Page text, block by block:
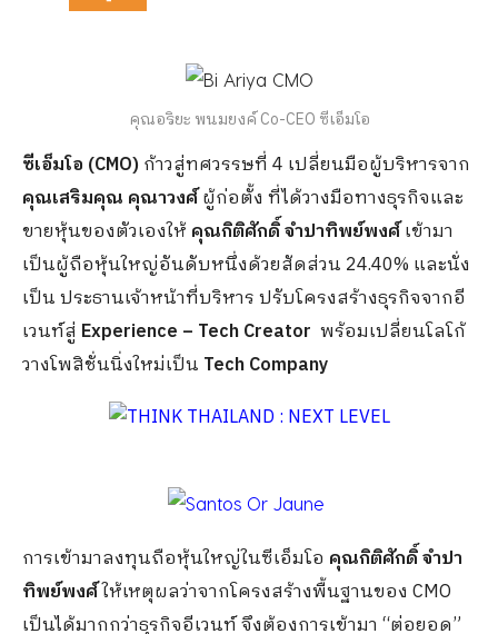
คุณอริยะ พนมยงค์ Co-CEO ซีเอ็มโอ
ซีเอ็มโอ (CMO)ก้าวสู่ทศวรรษที่ 4 เปลี่ยนมือผู้บริหารจาก
คุณเสริมคุณ คุณาวงศ์ผู้ก่อตั้ง ที่ได้วางมือทางธุรกิจและ
ขายหุ้นของตัวเองให้ คุณกิติศักดิ์ จำปาทิพย์พงศ์เข้ามา
เป็นผู้ถือหุ้นใหญ่อันดับหนึ่งด้วยสัดส่วน 24.40% และนั่ง
เป็น ประธานเจ้าหน้าที่บริหาร ปรับโครงสร้างธุรกิจจากอี
เวนท์สู่ Experience – Tech Creator พร้อมเปลี่ยนโลโก้
วางโพสิชั่นนิ่งใหม่เป็น Tech Company
การเข้ามาลงทุนถือหุ้นใหญ่ในซีเอ็มโอ คุณกิติศักดิ์ จำปา
ทิพย์พงศ์ให้เหตุผลว่าจากโครงสร้างพื้นฐานของ CMO
เป็นได้มากกว่าธุรกิจอีเวนท์ จึงต้องการเข้ามา “ต่อยอด”